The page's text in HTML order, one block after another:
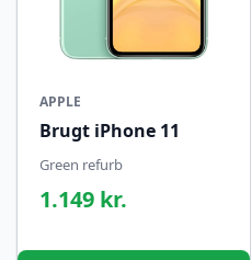
APPLE
Brugt iPhone 11
Green refurb
1.149 kr.